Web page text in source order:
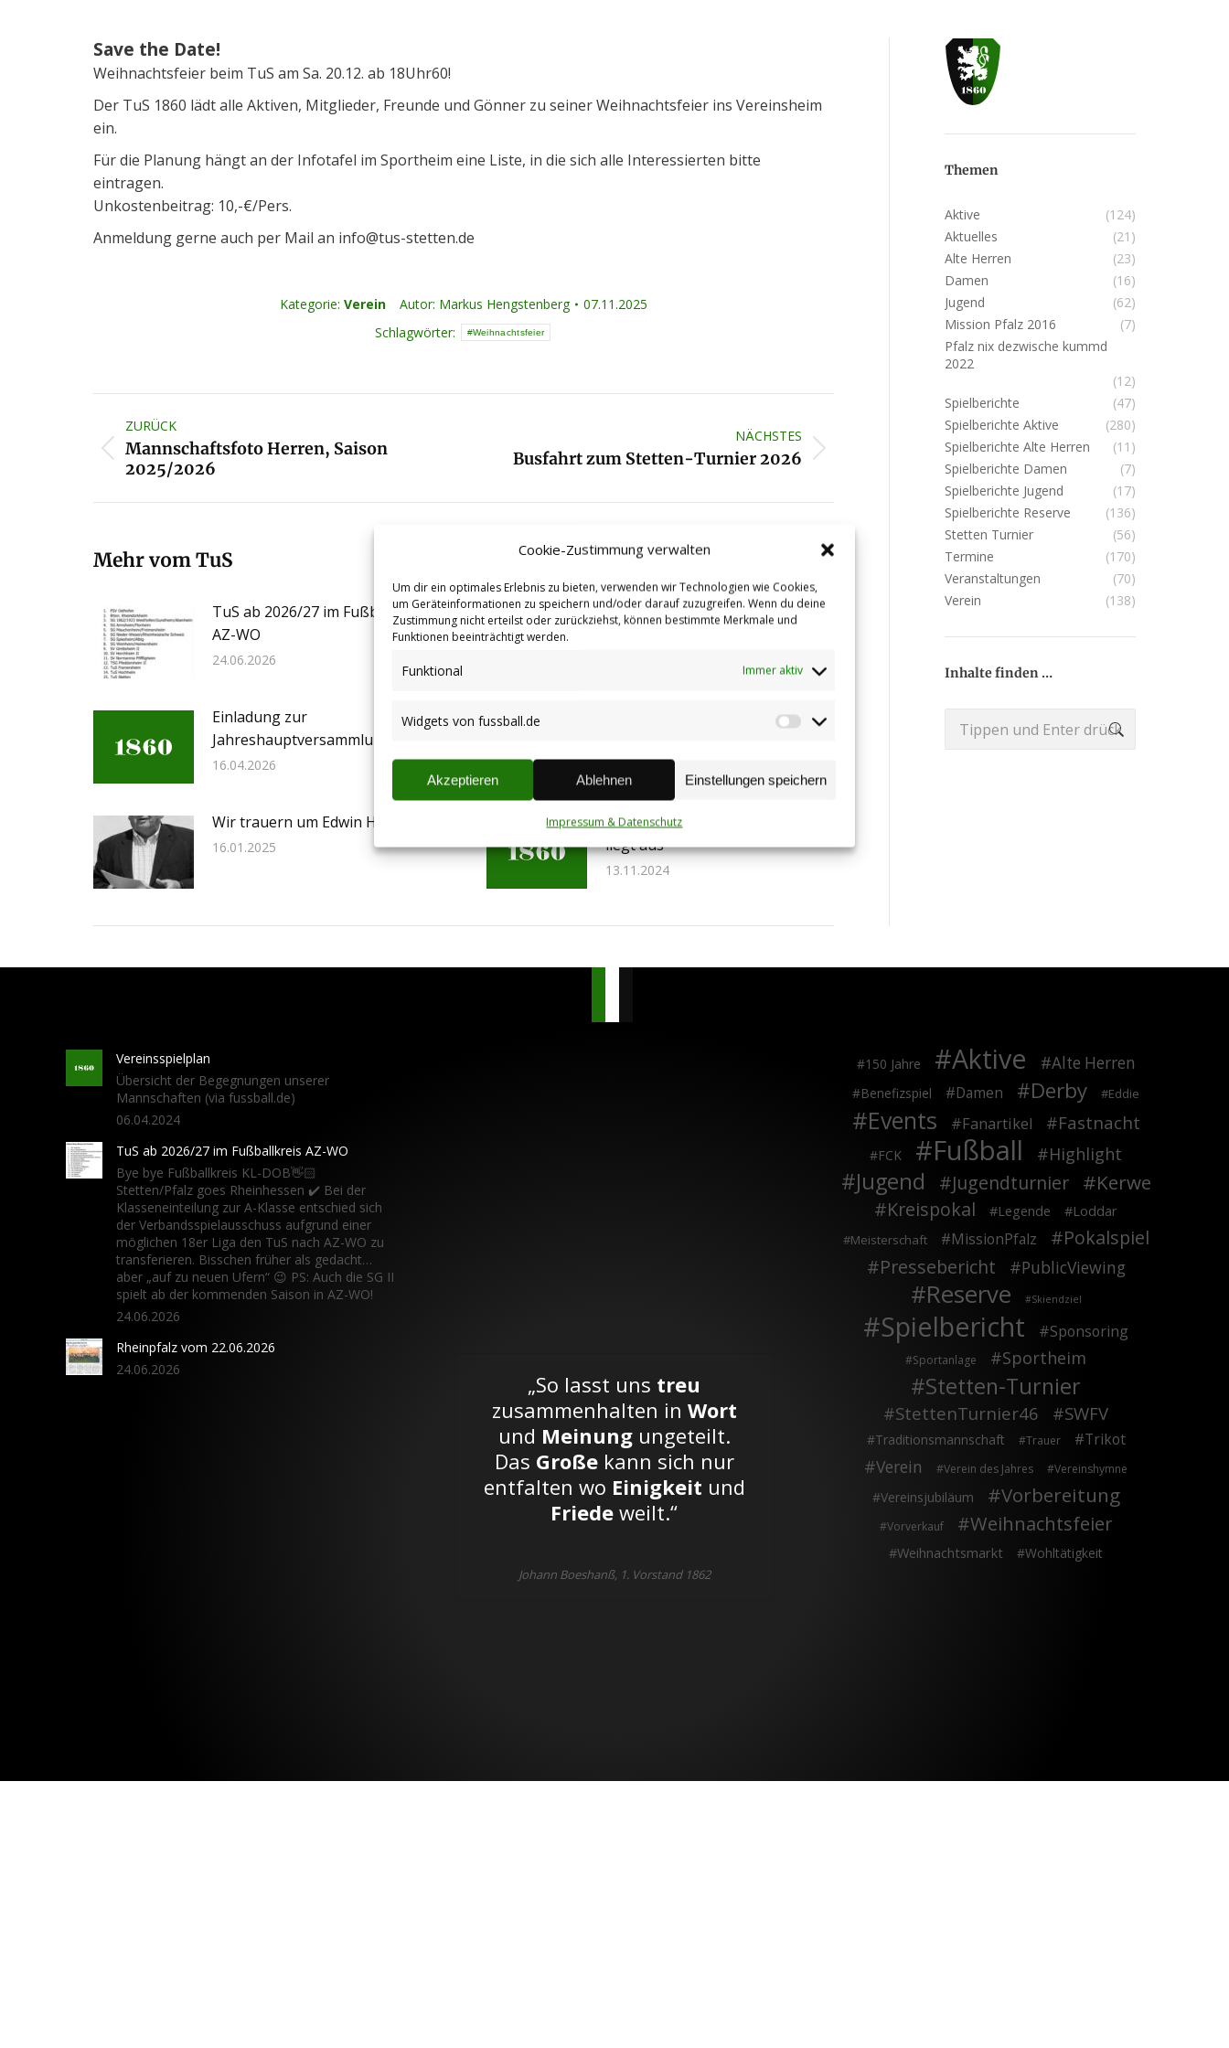
Cookie-Zustimmung verwalten
Um dir ein optimales Erlebnis zu bieten, verwenden wir Technologien wie Cookies,
um Geräteinformationen zu speichern und/oder darauf zuzugreifen. Wenn du deine
Zustimmung nicht erteilst oder zurückziehst, können bestimmte Merkmale und
Funktionen beeinträchtigt werden.
Funktional Immer aktiv
Widgets von fussball.de
Widgets
fussball.de
Akzeptieren Ablehnen Einstellungen speichern
Impressum & Datenschutz
Save the Date!
Weihnachtsfeier beim TuS am Sa. 20.12. ab 18Uhr60!
Der TuS 1860 lädt alle Aktiven, Mitglieder, Freunde und Gönner zu seiner Weihnachtsfeier ins Vereinsheim
ein.
Für die Planung hängt an der Infotafel im Sportheim eine Liste, in die sich alle Interessierten bitte
eintragen.
Unkostenbeitrag: 10,-€/Pers.
Anmeldung gerne auch per Mail an info@tus-stetten.de
Kategorie: Verein Autor: Markus Hengstenberg
07.11.2025
Schlagwörter:
Weihnachtsfeier
ZURÜCK
Vorheriger
Beitrag:
Mannschaftsfoto Herren, Saison
2025/2026
NÄCHSTES
Nächster
Busfahrt zum Stetten-Turnier 2026
Mehr vom TuS
TuS ab 2026/27 im Fußballkreis
AZ-WO
24.06.2026
Rheinpfalz vom 22.06.2026
Einladung zur
Jahreshauptversammlung am:
16.04.2026
Neue Fanartikel: TuS Socken &
10.03.2026
Wir trauern um Edwin Henn
16.01.2025
Liste für die Weihnachtsfeier
liegt aus
13.11.2024
Themen
Aktive
(124)
Aktuelles
(21)
Alte Herren
(23)
Damen
(16)
Jugend
(62)
Mission Pfalz 2016
(7)
Pfalz nix dezwische kummd
2022
(12)
Spielberichte
(47)
Spielberichte Aktive
(280)
Spielberichte Alte Herren
(11)
Spielberichte Damen
(7)
Spielberichte Jugend
(17)
Spielberichte Reserve
(136)
Stetten Turnier
(56)
Termine
(170)
Veranstaltungen
(70)
Verein
(138)
Inhalte finden …
Vereinsspielplan
Übersicht der Begegnungen unserer
Mannschaften (via fussball.de)
06.04.2024
TuS ab 2026/27 im Fußballkreis AZ-WO
Bye bye Fußballkreis KL-DOB👋🏻
Stetten/Pfalz goes Rheinhessen ✔️ Bei der
Klasseneinteilung zur A-Klasse entschied sich
der Verbandsspielausschuss aufgrund einer
möglichen 18er Liga den TuS nach AZ-WO zu
transferieren. Bisschen früher als gedacht…
aber „auf zu neuen Ufern“ 😉 PS: Auch die SG II
spielt ab der kommenden Saison in AZ-WO!
24.06.2026
Rheinpfalz vom 22.06.2026
24.06.2026
„So lasst uns treu
zusammenhalten in Wort
und Meinungungeteilt.
Das Großekann sich nur
entfalten wo Einigkeit und
Friede weilt.“
Johann Boeshanß, 1. Vorstand 1862
150 Jahre Aktive Alte Herren
Benefizspiel Damen Derby Eddie
Events Fanartikel Fastnacht
FCK Fußball Highlight
Jugend Jugendturnier Kerwe
Kreispokal Legende Loddar
Meisterschaft MissionPfalz
Pokalspiel
Pressebericht
PublicViewing
Reserve Skiendziel
Spielbericht Sponsoring
Sportanlage Sportheim
Stetten-Turnier
StettenTurnier46 SWFV
Traditionsmannschaft Trauer Trikot
Verein Verein des Jahres Vereinshymne
Vereinsjubiläum Vorbereitung
Vorverkauf Weihnachtsfeier
Weihnachtsmarkt Wohltätigkeit